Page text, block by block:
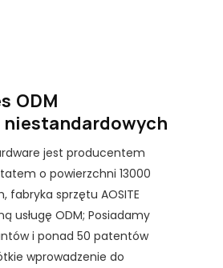
ODM
jest producentem
o powierzchni 13000
sprzętu AOSITE
usługę ODM; Posiadamy
i ponad 50 patentów
wprowadzenie do